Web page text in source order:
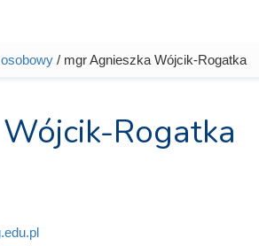
osobowy/ mgr Agnieszka Wójcik-Rogatka
Rogatka